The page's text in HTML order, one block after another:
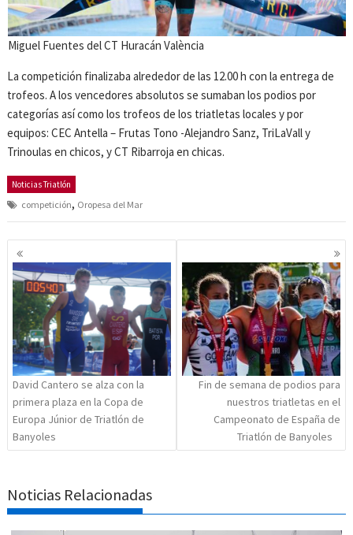
Miguel Fuentes del CT Huracán València
La competición finalizaba alrededor de las 12.00 h con la entrega de
trofeos. A los vencedores absolutos se sumaban los podios por
categorías así como los trofeos de los triatletas locales y por
equipos: CEC Antella – Frutas Tono -Alejandro Sanz, TriLaVall y
Trinoulas en chicos, y CT Ribarroja en chicas.
Noticias Triatlón
competición, Oropesa del Mar
Navegación
de
entradas
David Cantero se alza con la
primera plaza en la Copa de
Europa Júnior de Triatlón de
Banyoles
Fin de semana de podios para
nuestros triatletas en el
Campeonato de España de
Triatlón de Banyoles
Noticias Relacionadas